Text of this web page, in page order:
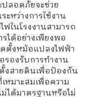
ลอดภัยจะช่วย
หว่างการใช้งาน
ในโรงงานสามารถ
ได้อย่างเพียงพอ
ตั้งหม้อแปลงไฟฟ้า
รองรับการทำงาน
งสายดินเพื่อป้องกัน
หมาะสมเพื่อความ
ได้มาตรฐานหรือไม่